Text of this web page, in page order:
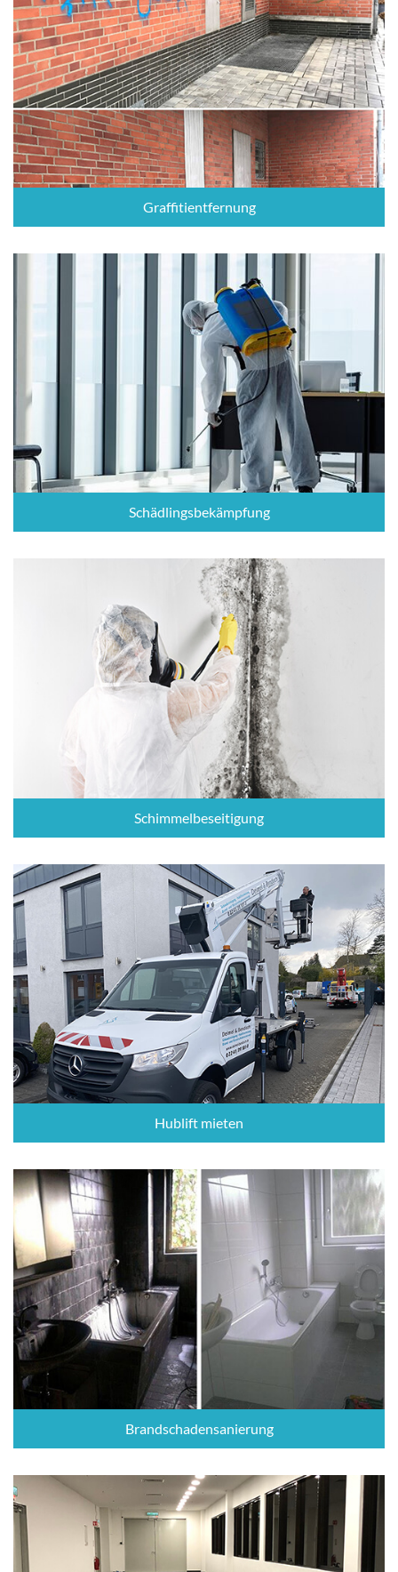
Graffitientfernung
Schädlingsbekämpfung
Schimmelbeseitigung
Hublift mieten
Brandschadensanierung